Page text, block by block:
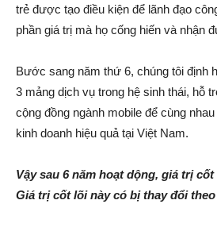
trẻ được tạo điều kiện để lãnh đạo
phần giá trị mà họ cống hiến và nhận
Bước sang năm thứ 6, chúng tôi định
3 mảng dịch vụ trong hệ sinh thái, hỗ
cộng đồng ngành mobile để cùng
kinh doanh hiệu quả tại Việt Nam.
Vậy sau 6 năm hoạt dộng, giá trị
Giá trị cốt lõi này có bị thay đổi